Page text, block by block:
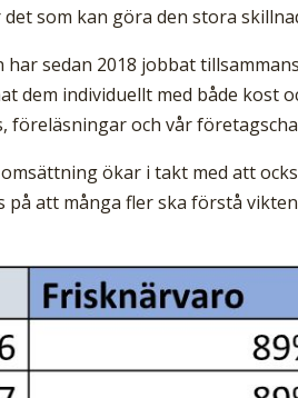
som kan göra den stora
har sedan 2018 jobbat
dem individuellt med både
föreläsningar och vår
ökar i takt med att
på att många fler ska förstå